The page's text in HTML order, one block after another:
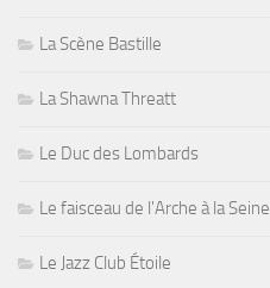
La Scène Bastille
La Shawna Threatt
Le Duc des Lombards
Le faisceau de l'Arche à la Seine
Le Jazz Club Étoile